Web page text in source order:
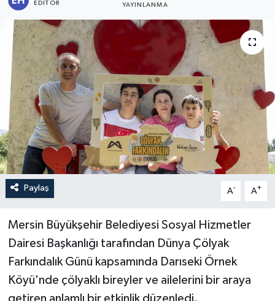
EDITÖR YAYINLANMA
Paylaş A- A+
Mersin Büyükşehir Belediyesi Sosyal Hizmetler
Dairesi Başkanlığı tarafından Dünya Çölyak
Farkındalık Günü kapsamında Darıseki Örnek
Köyü'nde çölyaklı bireyler ve ailelerini bir araya